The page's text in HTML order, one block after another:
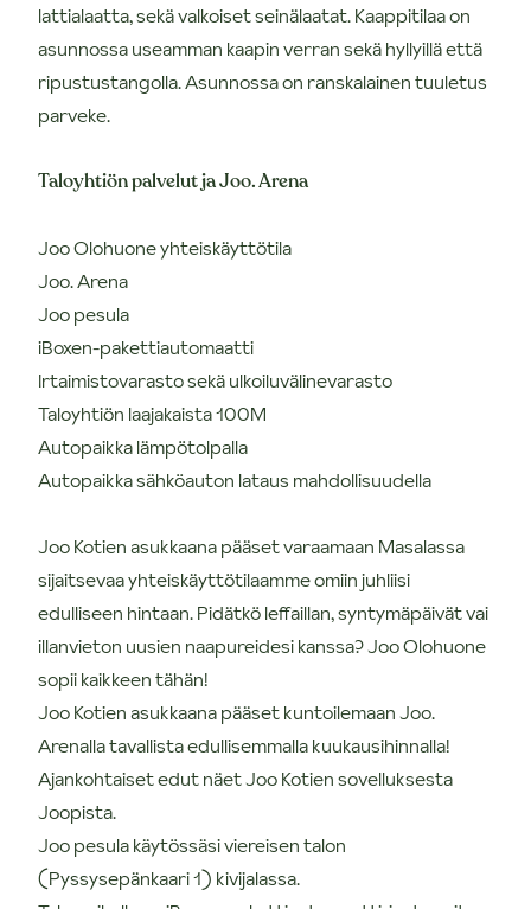
lattialaatta, sekä valkoiset seinälaatat. Kaappitilaa on
asunnossa useamman kaapin verran sekä hyllyillä että
ripustustangolla. Asunnossa on ranskalainen tuuletus
parveke.
Taloyhtiön palvelut ja Joo. Arena
Joo Olohuone yhteiskäyttötila
Joo. Arena
Joo pesula
iBoxen-pakettiautomaatti
Irtaimistovarasto sekä ulkoiluvälinevarasto
Taloyhtiön laajakaista 100M
Autopaikka lämpötolpalla
Autopaikka sähköauton lataus mahdollisuudella
Joo Kotien asukkaana pääset varaamaan Masalassa
sijaitsevaa yhteiskäyttötilaamme omiin juhliisi
edulliseen hintaan. Pidätkö leffaillan, syntymäpäivät vai
illanvieton uusien naapureidesi kanssa? Joo Olohuone
sopii kaikkeen tähän!
Joo Kotien asukkaana pääset kuntoilemaan Joo.
Arenalla tavallista edullisemmalla kuukausihinnalla!
Ajankohtaiset edut näet Joo Kotien sovelluksesta
Joopista.
Joo pesula käytössäsi viereisen talon
(Pyssysepänkaari 1) kivijalassa.